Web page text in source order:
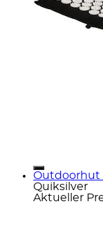
Outdoorhut
Quiksilver
Aktueller